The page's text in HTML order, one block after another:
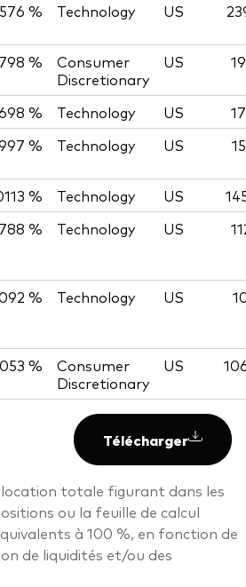
% Technology US
%
Consumer
Discretionary
US
% Technology US
% Technology US
% Technology US
% Technology US
% Technology US
%
Consumer
Discretionary
US
Télécharger
totale figurant dans les
ou la feuille de calcul
à 100 %, en fonction de
de liquidités et/ou des